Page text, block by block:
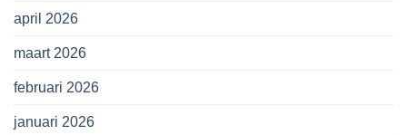
april 2026
maart 2026
februari 2026
januari 2026